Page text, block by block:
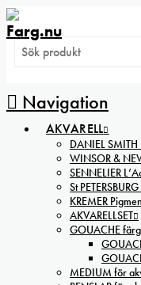
Navigation
AKVARELL
DANIEL
WINSOR &
SENNELIER
St
KREMER
AKVARELLSET
GOUACHE
MEDIUM för